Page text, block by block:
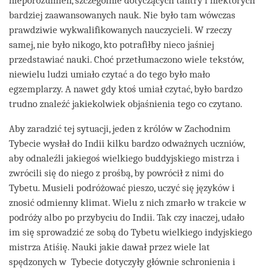
bardziej zaawansowanych nauk. Nie było tam wówczas
prawdziwie wykwalifikowanych nauczycieli. W rzeczy
samej, nie było nikogo, kto potrafiłby nieco jaśniej
przedstawiać nauki. Choć przetłumaczono wiele tekstów,
niewielu ludzi umiało czytać a do tego było mało
egzemplarzy. A nawet gdy ktoś umiał czytać, było bardzo
trudno znaleźć jakiekolwiek objaśnienia tego co czytano.
Aby zaradzić tej sytuacji, jeden z królów w Zachodnim
Tybecie wysłał do Indii kilku bardzo odważnych uczniów,
aby odnaleźli jakiegoś wielkiego buddyjskiego mistrza i
zwrócili się do niego z prośbą, by powrócił z nimi do
Tybetu. Musieli podróżować pieszo, uczyć się języków i
znosić odmienny klimat. Wielu z nich zmarło w trakcie w
podróży albo po przybyciu do Indii. Tak czy inaczej, udało
im się sprowadzić ze sobą do Tybetu wielkiego indyjskiego
mistrza Atiśię. Nauki jakie dawał przez wiele lat
spędzonych w Tybecie dotyczyły głównie schronienia i